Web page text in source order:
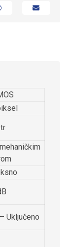
Uključeno